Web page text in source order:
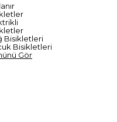
Bisikletleri
Bisikletleri
Gör